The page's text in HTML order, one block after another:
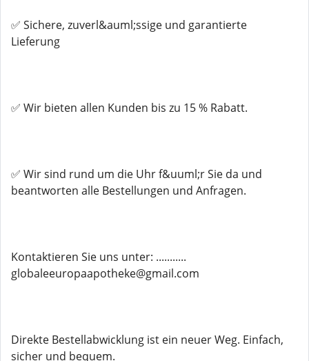
✅ Sichere, zuverl&auml;ssige und garantierte
Lieferung
✅ Wir bieten allen Kunden bis zu 15 % Rabatt.
✅ Wir sind rund um die Uhr f&uuml;r Sie da und
beantworten alle Bestellungen und Anfragen.
Kontaktieren Sie uns unter: ...........
globaleeuropaapotheke@gmail.com
Direkte Bestellabwicklung ist ein neuer Weg. Einfach,
sicher und bequem.